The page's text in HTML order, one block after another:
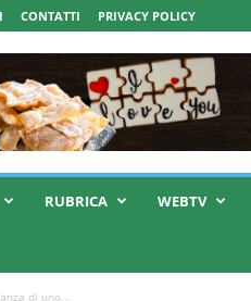
CONTATTI PRIVACY POLICY
RUBRICA WEBTV
di uno...